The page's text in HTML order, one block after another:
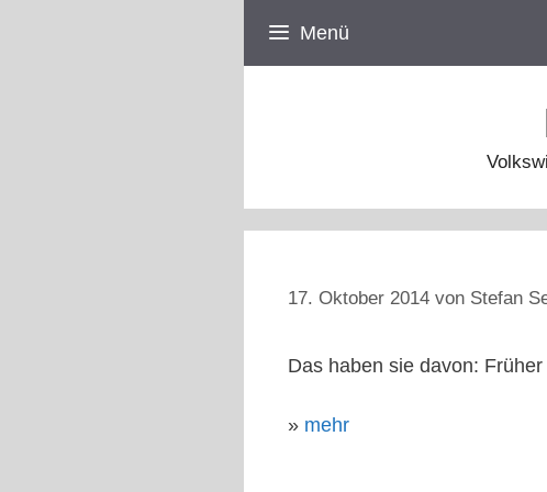
Menü
17. Oktober 2014 von Stefan
Das haben sie davon:
» mehr